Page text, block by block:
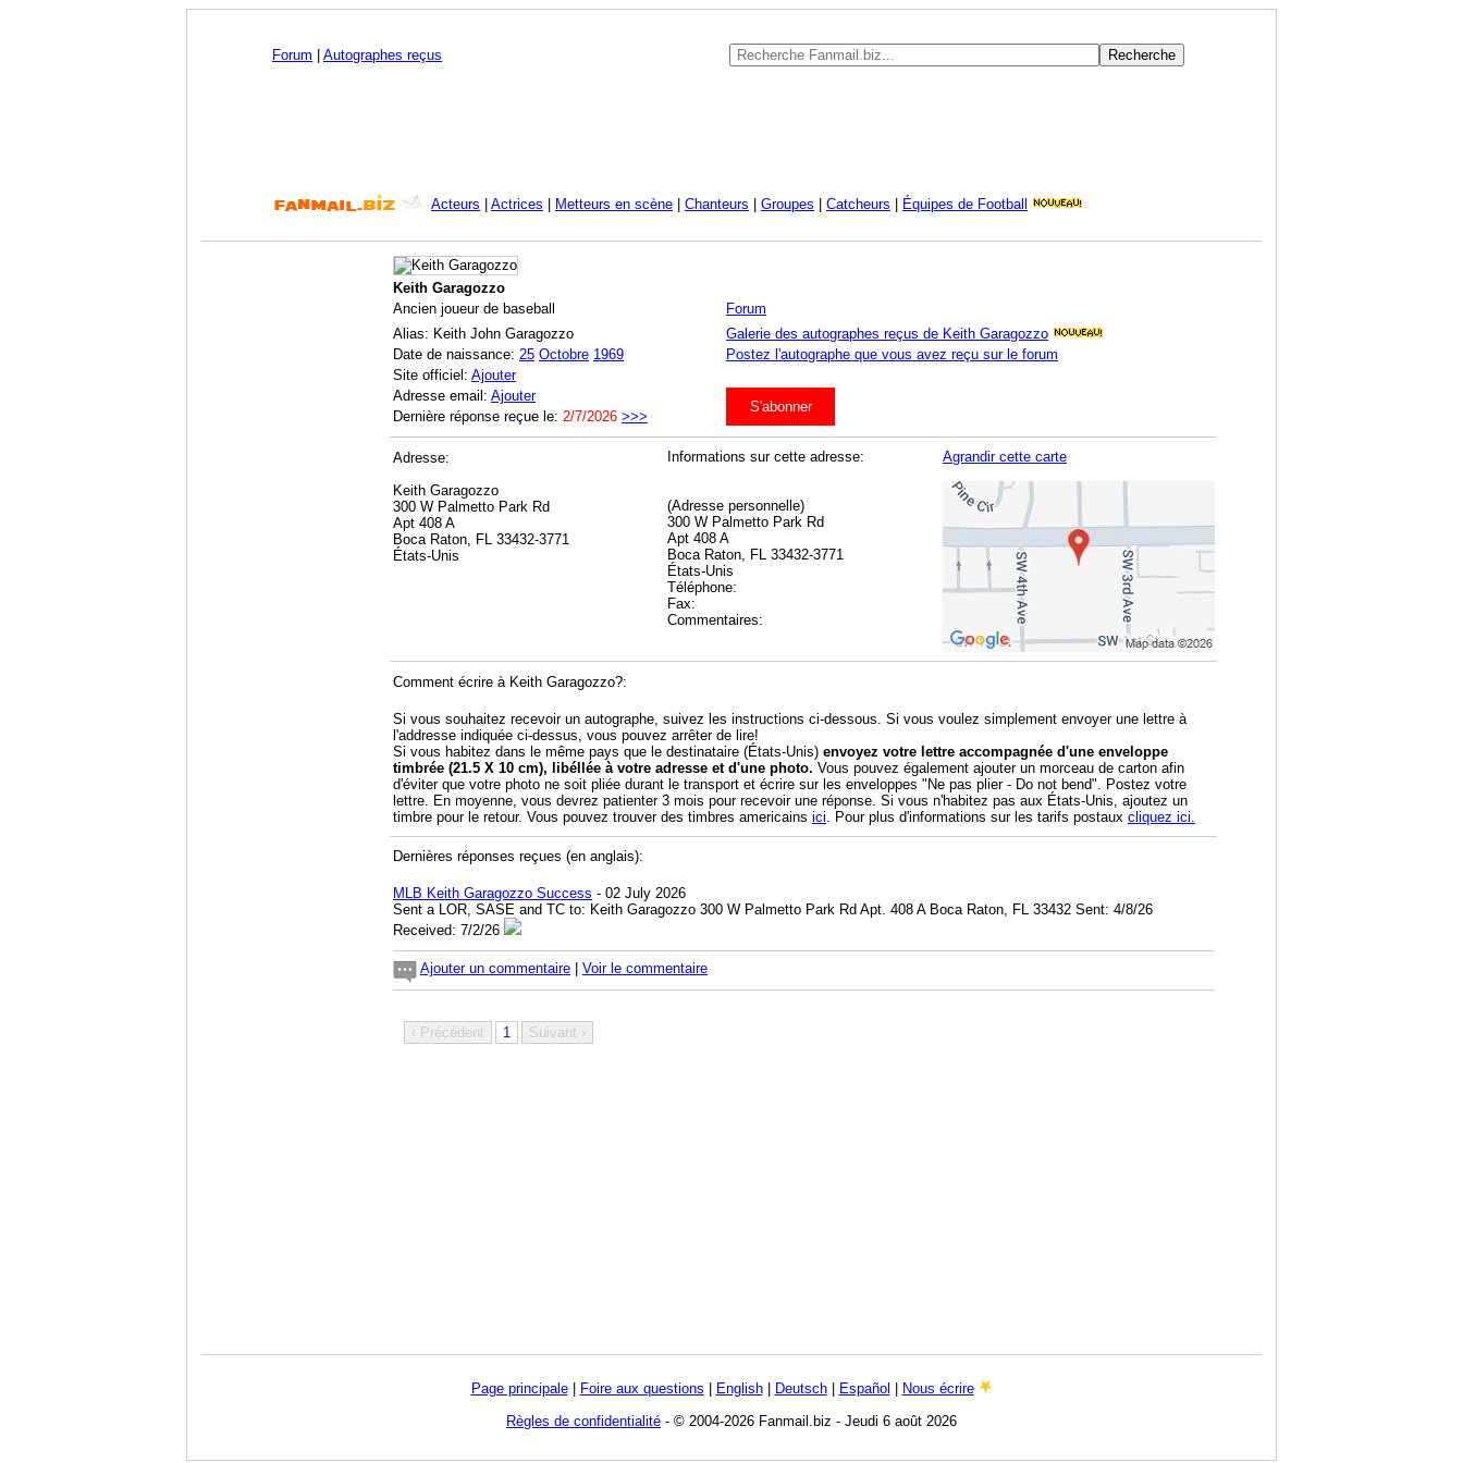
Forum Autographes reçus
Acteurs Actrices Metteurs en scène Chanteurs Groupes Catcheurs Équipes de Football
Keith Garagozzo
Ancien joueur de baseball
Forum
Alias: Keith John Garagozzo
Galerie des autographes reçus de Keith Garagozzo
Date de naissance: 25 Octobre 1969
Postez l'autographe que vous avez reçu sur le forum
Site officiel: Ajouter
Adresse email: Ajouter
S'abonner
Dernière réponse reçue le: 2/7/2026 >>>
Adresse:
Keith Garagozzo
300 W Palmetto Park Rd
Apt 408 A
Boca Raton, FL 33432-3771
États-Unis
Informations sur cette adresse:
(Adresse personnelle)
300 W Palmetto Park Rd
Apt 408 A
Boca Raton, FL 33432-3771
États-Unis
Téléphone:
Fax:
Commentaires:
Agrandir cette carte
Comment écrire à Keith Garagozzo?:
Si vous souhaitez recevoir un autographe, suivez les instructions ci-dessous. Si vous voulez simplement envoyer une lettre à
l'addresse indiquée ci-dessus, vous pouvez arrêter de lire!
Si vous habitez dans le même pays que le destinataire (États-Unis) envoyez votre lettre accompagnée d'une enveloppe
timbrée (21.5 X 10 cm), libéllée à votre adresse et d'une photo. Vous pouvez également ajouter un morceau de carton afin
d'éviter que votre photo ne soit pliée durant le transport et écrire sur les enveloppes "Ne pas plier - Do not bend". Postez votre
lettre. En moyenne, vous devrez patienter 3 mois pour recevoir une réponse. Si vous n'habitez pas aux États-Unis, ajoutez un
timbre pour le retour. Vous pouvez trouver des timbres americains ici . Pour plus d'informations sur les tarifs postaux cliquez ici.
Dernières réponses reçues (en anglais):
MLB Keith Garagozzo Success - 02 July 2026
Sent a LOR, SASE and TC to: Keith Garagozzo 300 W Palmetto Park Rd Apt. 408 A Boca Raton, FL 33432 Sent: 4/8/26
Received: 7/2/26
Ajouter un commentaire | Voir le commentaire
‹ Précédent 1 Suivant ›
Page principale| Foire aux questions | English| Deutsch| Español | Nous écrire
Règles de confidentialité - © 2004-2026 Fanmail.biz - Jeudi 6 août 2026